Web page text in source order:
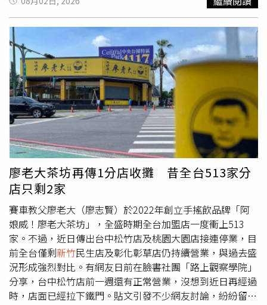
安息。蔡女士並首度公開說明家族企業經營歷程。她表示，
紀男與二女兒在美國留學期間相識相戀，婚後原本也在美國
生活與工作。由於丈夫健康惡化，加上親家希望兒子返台發
展，夫妻倆於2015年返國協助經營家族音樂事業。同年
底，紀男依丈夫建議，自行出資100萬元成立「琴絃藝術有
限公司」，專責樂器銷售業務，所有收益均投入公司經營，
並未據為己有。紀男岳母指出，丈夫於2016年病逝後，原
有的「琴絃社有限公司」辦理解散，而另一家公司則依照丈
夫遺願交由二女婿負責經營。她強調，紀男11年來始終僅領
取一般管理階層薪資，從未將家族企業占為己有，也不存在
外界所稱爭奪財產或侵占公司資產的情況。她提到，紀男運
用企管專長推動公司數位化、拓展產學合作、舉辦鋼琴與爵
士鼓比賽、成立合唱團，並積極投入公益，曾捐助學校圖書
館照明設備、捐贈二手鋼琴給偏鄉與公益團體，希望讓更多
孩子有機會接觸音樂教育。蔡女形容紀男為人謙和、待人真
誠、不計較得失，也從不居功，感謝親家培養出如此盡責無
私的兒子。她最後向各界關心案件的人士表達謝意，並表示
琴絃社未來仍將持續投入音樂教育，延續紀男生前努力的理
念。
廖老大茶坊再傳1分店收攤 昔全台513家分
店只剩2家
賽車教父廖老大（廖志賢）於2022年創立手搖飲品牌「阿
娘威！廖老大茶坊」，全盛時期全台加盟店一度衝上513
家。不過，近日傳出台中松竹店及桃園大園店接連停業，目
前全台僅剩新竹民生店及彰化彰草店仍持續營業，與過去盛
況形成強烈對比。有網友日前在臉書社團「路上觀察學院」
分享，台中松竹店前一週還有正常營業，沒想到近日再經過
時，店面已經拉下鐵門。貼文引發不少網友討論，紛紛留言